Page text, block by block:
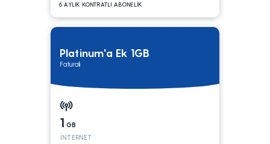
6 AYLIK KONTRATLI ABONELİK
Platinum'a Ek 1GB
Faturalı
1 GB
İNTERNET